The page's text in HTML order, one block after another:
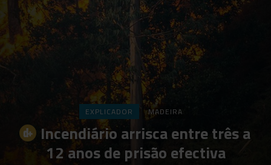
EXPLICADOR MADEIRA
Incendiário arrisca entre três a
12 anos de prisão efectiva